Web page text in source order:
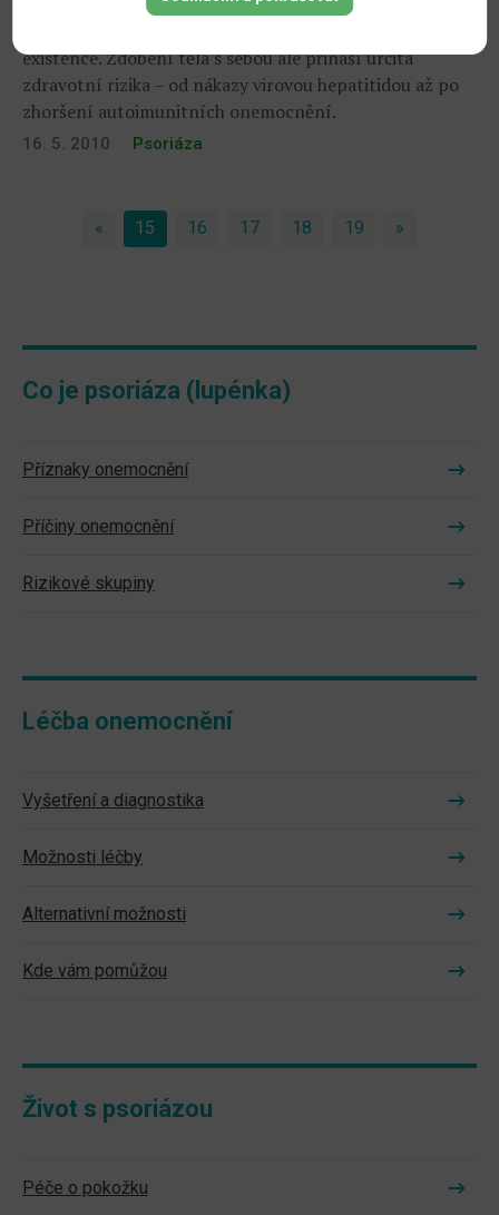
existence. Zdobení těla s sebou ale přináší určitá
zdravotní rizika – od nákazy virovou hepatitidou až po
zhoršení autoimunitních onemocnění.
16. 5. 2010 Psoriáza
« Previous
15 (current)
16 17 18 19 »
Co je psoriáza (lupénka)
Příznaky onemocnění
Příčiny onemocnění
Rizikové skupiny
Léčba onemocnění
Vyšetření a diagnostika
Možnosti léčby
Alternativní možnosti
Kde vám pomůžou
Život s psoriázou
Péče o pokožku